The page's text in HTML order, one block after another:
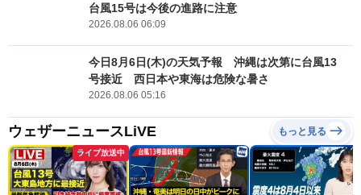
台風15号は今後の進路に注意
2026.08.06 06:09
今日8月6日(木)の天気予報 沖縄は次第に台風13
号接近 西日本や東海は危険な暑さ
2026.08.06 05:16
ウェザーニュースLiVE もっと見る
ライブ放送中